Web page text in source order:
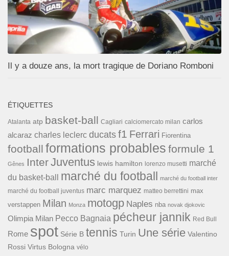
Il y a douze ans, la mort tragique de Doriano Romboni
ÉTIQUETTES
Atalanta atp basket-ball Cagliari calciomercato milan carlos
alcaraz charles leclerc ducats f1 Ferrari Fiorentina
football formations probables formule 1
Gênes InterJuventus lewis hamilton lorenzo musetti marché
du basket-ball
marché du football marché du football inter
marché du football juventus marc marquez matteo berrettini max
verstappen Milan Monza motogp Naples nba novak djokovic
Olimpia Milan Pecco Bagnaia pécheur jannik Red Bull
Rome spot Série B tennis Turin Une série Valentino
Rossi Virtus Bologna vélo